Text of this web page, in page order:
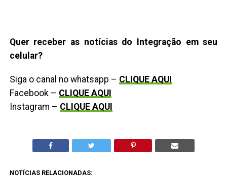
Quer receber as notícias do Integração em seu
celular?
Siga o canal no whatsapp – CLIQUE AQUI
Facebook – CLIQUE AQUI
Instagram – CLIQUE AQUI
NOTÍCIAS RELACIONADAS: